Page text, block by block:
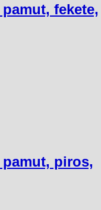
fekete,
piros,